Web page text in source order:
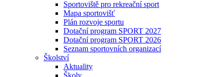
Sportoviště pro rekreační sport
Mapa sportovišť
Plán rozvoje sportu
Dotační program SPORT 2027
Dotační program SPORT 2026
Seznam sportovních organizací
Školství
Aktuality